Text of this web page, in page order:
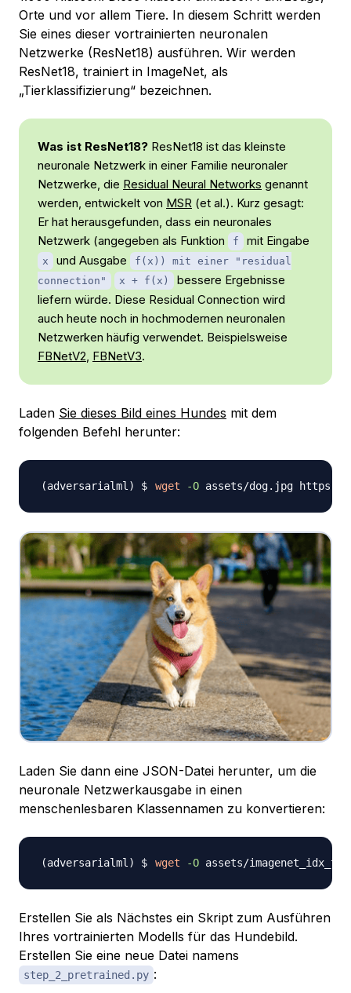
Orte und vor allem Tiere. In diesem Schritt werden
Sie eines dieser vortrainierten neuronalen
Netzwerke (ResNet18) ausführen. Wir werden
ResNet18, trainiert in ImageNet, als
„Tierklassifizierung“ bezeichnen.
Was ist ResNet18? ResNet18 ist das kleinste
neuronale Netzwerk in einer Familie neuronaler
Netzwerke, die Residual Neural Networks genannt
werden, entwickelt von MSR (et al.). Kurz gesagt:
Er hat herausgefunden, dass ein neuronales
Netzwerk (angegeben als Funktion
f mit Eingabe
x und Ausgabe
f(x)) mit einer "residual
connection"
x + f(x)
bessere Ergebnisse
liefern würde. Diese Residual Connection wird
auch heute noch in hochmodernen neuronalen
Netzwerken häufig verwendet. Beispielsweise
FBNetV2, FBNetV3.
Laden Sie dieses Bild eines Hundes mit dem
folgenden Befehl herunter:
wget -O
Laden Sie dann eine JSON-Datei herunter, um die
neuronale Netzwerkausgabe in einen
menschenlesbaren Klassennamen zu konvertieren:
wget -O
Erstellen Sie als Nächstes ein Skript zum Ausführen
Ihres vortrainierten Modells für das Hundebild.
Erstellen Sie eine neue Datei namens
step_2_pretrained.py :